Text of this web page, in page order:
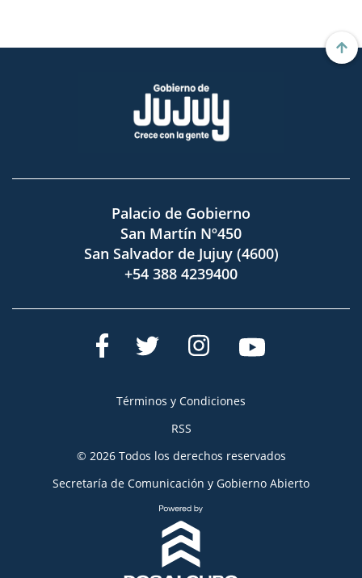
Palacio de Gobierno
San Martín Nº450
San Salvador de Jujuy (4600)
+54 388 4239400
Términos y Condiciones
RSS
© 2026 Todos los derechos reservados
Secretaría de Comunicación y Gobierno Abierto